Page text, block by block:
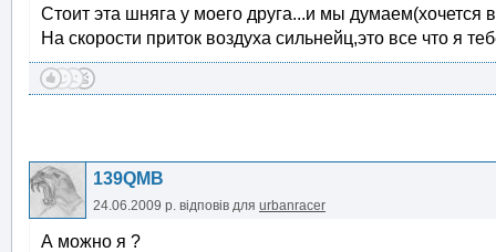
Стоит эта шняга у моего друга...и мы думаем(хочется
На скорости приток воздуха сильнейц,это все что я
139QMB
24.06.2009 р. відповів для urbanracer
А можно я ?